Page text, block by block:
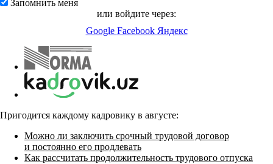
Запомнить меня
или войдите через:
Google Facebook Яндекс
Пригодится каждому кадровику в августе:
Можно ли заключить срочный трудовой договор
и постоянно его продлевать
Как рассчитать продолжительность трудового отпуска